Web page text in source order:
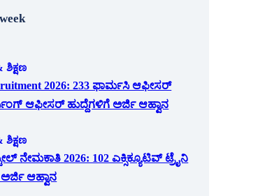
2026: 233 ಫಾರ್ಮಸಿ ಆಫೀಸರ್
ಆಫೀಸರ್ ಹುದ್ದೆಗಳಿಗೆ ಅರ್ಜಿ ಆಹ್ವಾನ
ನೇಮಕಾತಿ 2026: 102 ಎಕ್ಸಿಕ್ಯೂಟಿವ್ ಟ್ರೈನಿ
ಆಹ್ವಾನ